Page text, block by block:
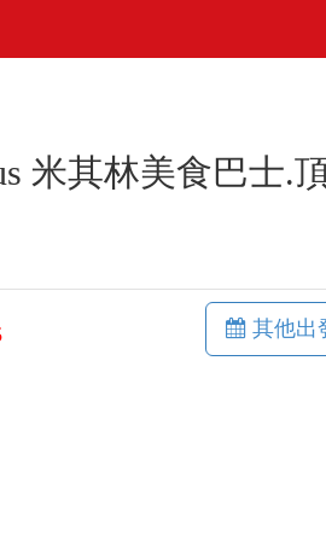
米其林美食巴士.
其他出